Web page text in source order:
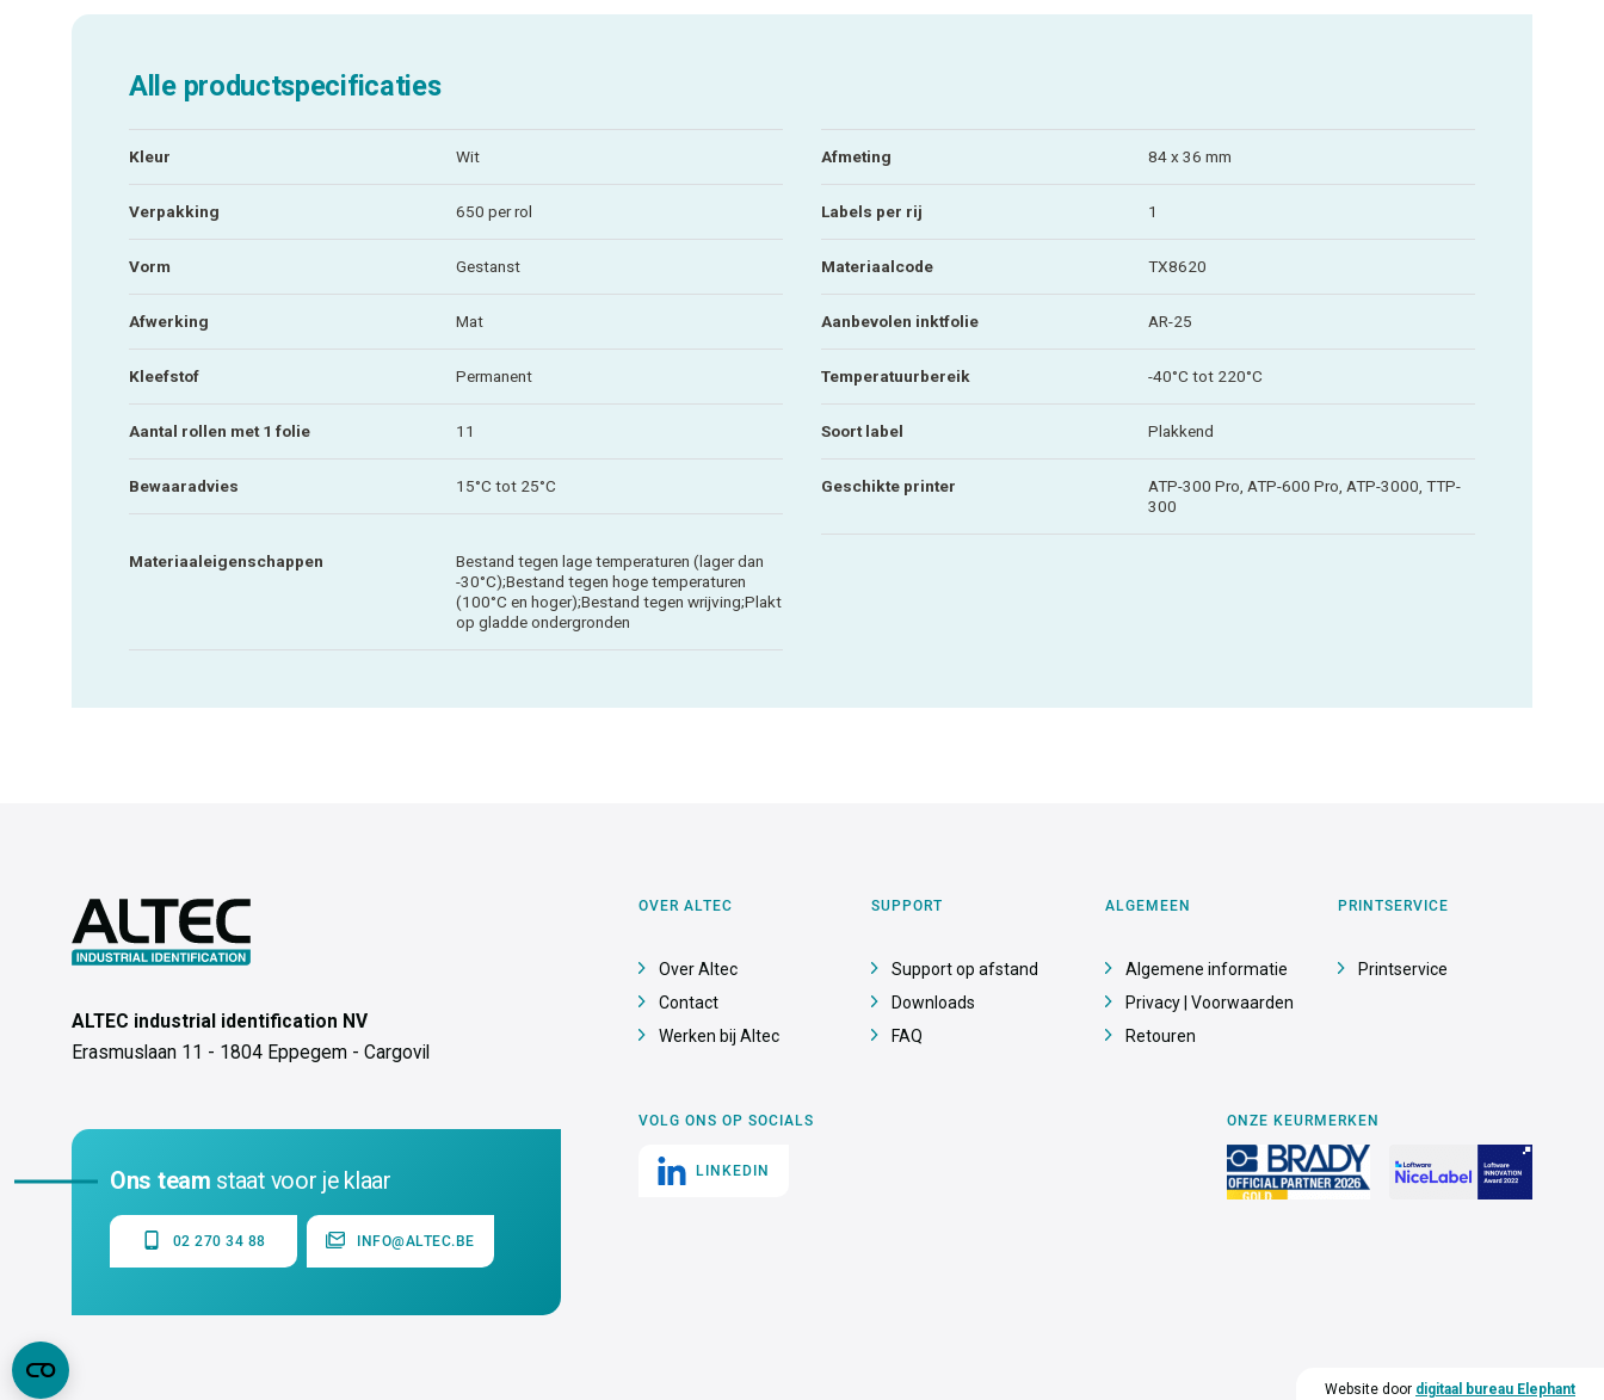
Alle productspecificaties
Kleur Wit Afmeting 84 x 36 mm
Verpakking 650 per rol Labels per rij 1
Vorm Gestanst Materiaalcode TX8620
Afwerking Mat Aanbevolen inktfolie AR-25
Kleefstof Permanent Temperatuurbereik -40°C tot 220°C
Aantal rollen met 1 folie 11 Soort label Plakkend
Bewaaradvies 15°C tot 25°C Geschikte printer
ATP-300 Pro, ATP-600 Pro, ATP-3000, TTP-
300
Materiaaleigenschappen
Bestand tegen lage temperaturen (lager dan
-30°C);Bestand tegen hoge temperaturen
(100°C en hoger);Bestand tegen wrijving;Plakt
op gladde ondergronden
ALTEC industrial identification NV
Erasmuslaan 11 - 1804 Eppegem - Cargovil
Ons team staat voor je klaar
02 270 34 88 INFO@ALTEC.BE
OVER ALTEC
Over Altec
Contact
Werken bij Altec
SUPPORT
Support op afstand
Downloads
FAQ
ALGEMEEN
Algemene informatie
Privacy | Voorwaarden
Retouren
PRINTSERVICE
Printservice
VOLG ONS OP SOCIALS
LINKEDIN
ONZE KEURMERKEN
Website door digitaal bureau Elephant